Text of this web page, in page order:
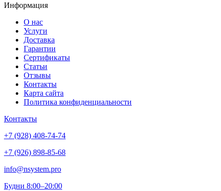
Информация
О нас
Услуги
Доставка
Гарантии
Сертификаты
Статьи
Отзывы
Контакты
Карта сайта
Политика конфиденциальности
Контакты
+7 (928) 408-74-74
+7 (926) 898-85-68
info@nsystem.pro
Будни 8:00–20:00